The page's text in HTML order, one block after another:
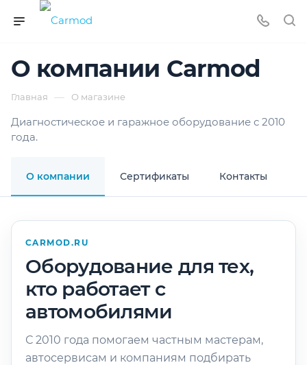
О компании Carmod
Главная — О магазине
Диагностическое и гаражное оборудование с 2010
года.
О компании Сертификаты Контакты
CARMOD.RU
Оборудование для тех,
кто работает с
автомобилями
С 2010 года помогаем частным мастерам,
автосервисам и компаниям подбирать